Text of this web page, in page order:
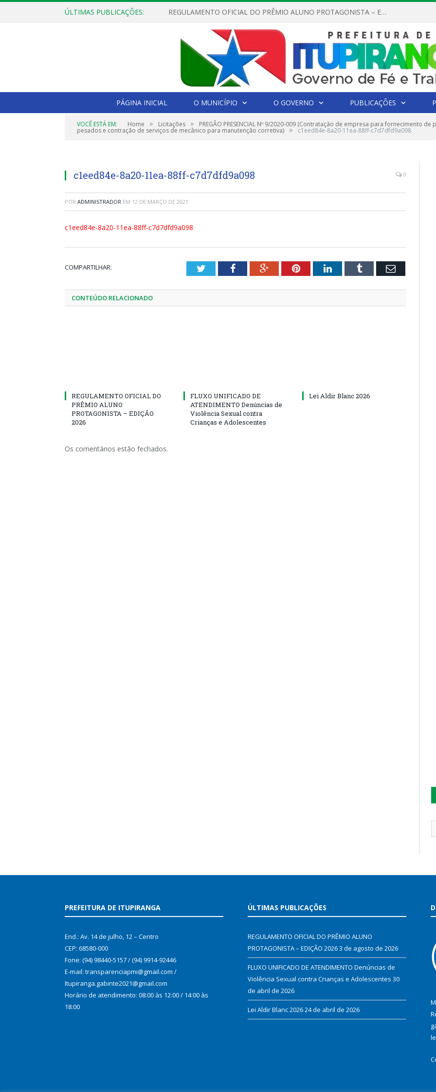
ÚLTIMAS PUBLICAÇÕES: REGULAMENTO OFICIAL DO PRÊMIO ALUNO PROTAGONISTA – EDIÇÃO 2026
PÁGINA INICIAL O MUNICÍPIO O GOVERNO PUBLICAÇÕES
VOCÊ ESTÁ EM: Home » Licitações » PREGÃO PRESENCIAL Nº 9/2020-009 (Contratação de empresa para fornecimento
pesados e contração de serviços de mecânico para manutenção corretiva) » c1eed84e-8a20-11ea-88ff-c7d7dfd9a098
c1eed84e-8a20-11ea-88ff-c7d7dfd9a098 0
POR ADMINISTRADOR EM 12 DE MARÇO DE 2021
c1eed84e-8a20-11ea-88ff-c7d7dfd9a098
COMPARTILHAR: TwitterFacebookGoogle+PinterestLinkedInTumblr Email
CONTEÚDO RELACIONADO
REGULAMENTO OFICIAL DO
PRÊMIO ALUNO
PROTAGONISTA – EDIÇÃO
2026
FLUXO UNIFICADO DE
ATENDIMENTO Denúncias de
Violência Sexual contra
Crianças e Adolescentes
Lei Aldir Blanc 2026
Os comentários estão fechados.
PREFEITURA DE ITUPIRANGA
End.: Av. 14 de julho, 12 – Centro
CEP: 68580-000
Fone: (94) 98440-5157 / (94) 9914-92446
E-mail: transparenciapmi@gmail.com /
Itupiranga.gabinte2021@gmail.com
Horário de atendimento: 08:00 às 12:00 / 14:00 às
18:00
ÚLTIMAS PUBLICAÇÕES
REGULAMENTO OFICIAL DO PRÊMIO ALUNO
PROTAGONISTA – EDIÇÃO 20263 de agosto de 2026
FLUXO UNIFICADO DE ATENDIMENTO Denúncias de
Violência Sexual contra Crianças e Adolescentes 30
de abril de 2026
Lei Aldir Blanc 202624 de abril de 2026